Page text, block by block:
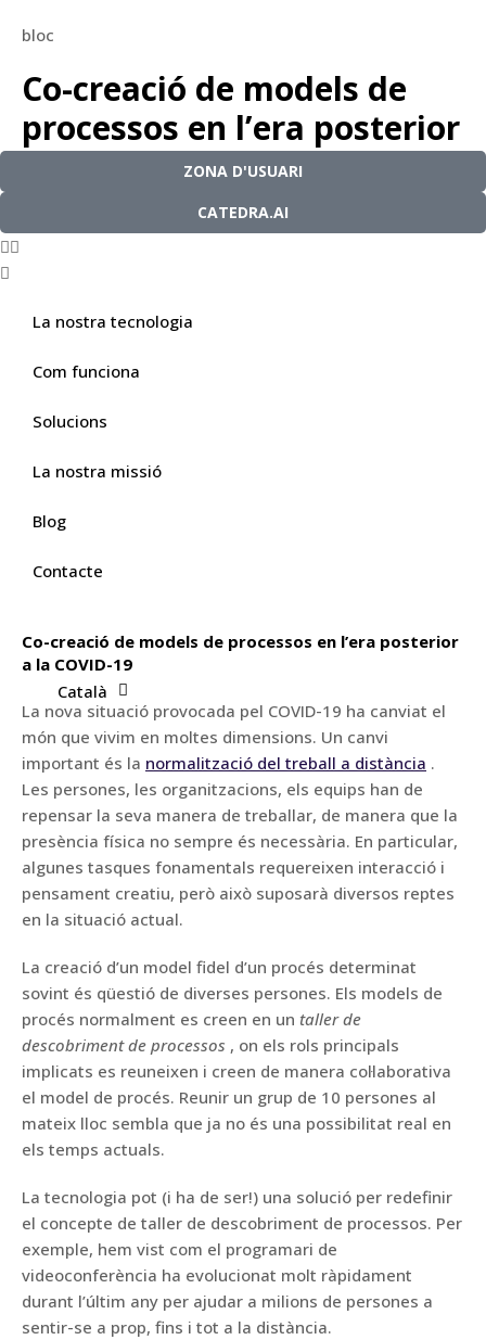
ZONA D'USUARI
CATEDRA.AI
La nostra tecnologia
Com funciona
Solucions
La nostra missió
Blog
Contacte
Català
bloc
Co-creació de models de
processos en l’era posterior
a la COVID-19
3 minuts de lectura
Co-creació de models de processos en l’era posterior
a la COVID-19
La nova situació provocada pel COVID-19 ha canviat el
món que vivim en moltes dimensions. Un canvi
important és la normalització del treball a distància .
Les persones, les organitzacions, els equips han de
repensar la seva manera de treballar, de manera que la
presència física no sempre és necessària. En particular,
algunes tasques fonamentals requereixen interacció i
pensament creatiu, però això suposarà diversos reptes
en la situació actual.
La creació d’un model fidel d’un procés determinat
sovint és qüestió de diverses persones. Els models de
procés normalment es creen en un taller de
descobriment de processos , on els rols principals
implicats es reuneixen i creen de manera col·laborativa
el model de procés. Reunir un grup de 10 persones al
mateix lloc sembla que ja no és una possibilitat real en
els temps actuals.
La tecnologia pot (i ha de ser!) una solució per redefinir
el concepte de taller de descobriment de processos. Per
exemple, hem vist com el programari de
videoconferència ha evolucionat molt ràpidament
durant l’últim any per ajudar a milions de persones a
sentir-se a prop, fins i tot a la distància.